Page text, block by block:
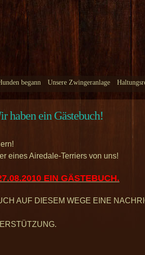
begann Unsere Zwingeranlage
haben ein Gästebuch!
eines Airedale-Terriers von uns!
EIN GÄSTEBUCH.
AUF DIESEM WEGE EINE